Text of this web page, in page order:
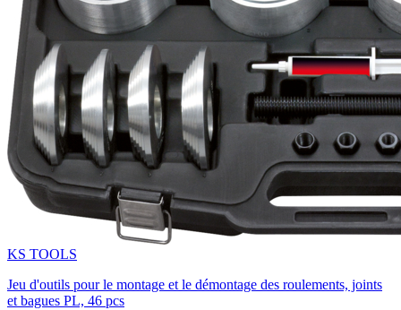
KS TOOLS
Jeu d'outils pour le montage et le démontage des roulements, joints
et bagues PL, 46 pcs